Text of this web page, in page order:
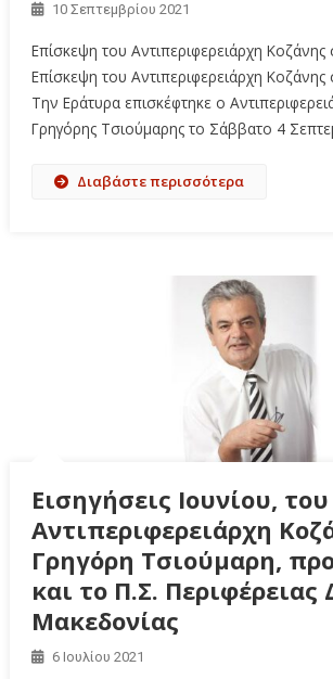
10 Σεπτεμβρίου 2021
Επίσκεψη του Αντιπεριφερειάρχη
Επίσκεψη του Αντιπεριφερειάρχη
Την Εράτυρα επισκέφτηκε ο
Γρηγόρης Τσιούμαρης το Σάββατο 4
Διαβάστε περισσότερα
Εισηγήσεις Ιουνίου, του
Αντιπεριφερειάρχη
Γρηγόρη Τσιούμαρη,
και το Π.Σ. Περιφέρειας
Μακεδονίας
6 Ιουλίου 2021